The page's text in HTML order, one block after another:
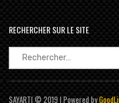
RECHERCHER SUR LE SITE
Rechercher :
SAYARTI © 2019 | Powered by